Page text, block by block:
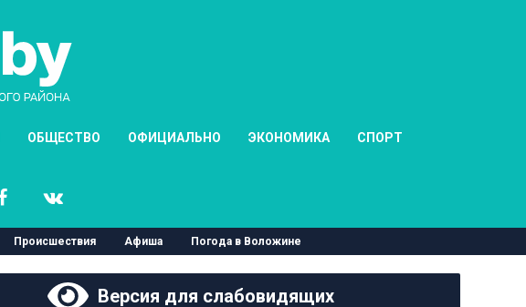
ОБЩЕСТВО ОФИЦИАЛЬНО ЭКОНОМИКА СПОРТ
Происшествия Афиша Погода в Воложине
Версия для слабовидящих